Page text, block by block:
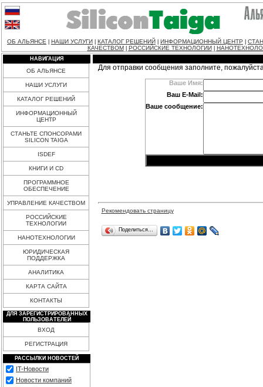
ОБ АЛЬЯНСЕ НАШИ УСЛУГИ КАТАЛОГ РЕШЕНИЙ ИНФОРМАЦИОННЫЙ ЦЕНТР
КАЧЕСТВОМ
РОССИЙСКИЕ ТЕХНОЛОГИИ
НАВИГАЦИЯ
ОБ АЛЬЯНСЕ
НАШИ УСЛУГИ
КАТАЛОГ РЕШЕНИЙ
ИНФОРМАЦИОННЫЙ
ЦЕНТР
СТАНЬТЕ СПОНСОРАМИ
SILICON TAIGA
ISDEF
КНИГИ И CD
ПРОГРАММНОЕ
ОБЕСПЕЧЕНИЕ
УПРАВЛЕНИЕ КАЧЕСТВОМ
РОССИЙСКИЕ
ТЕХНОЛОГИИ
НАНОТЕХНОЛОГИИ
ЮРИДИЧЕСКАЯ
ПОДДЕРЖКА
АНАЛИТИКА
КАРТА САЙТА
КОНТАКТЫ
ДЛЯ ЗАРЕГИСТРИРОВАННЫХ
ПОЛЬЗОВАТЕЛЕЙ
ВХОД
РЕГИСТРАЦИЯ
РАССЫЛКИ НОВОСТЕЙ
IT-Новости
Новости компаний
Для отправки сообщения заполните,
Ваше Имя:
Ваш E-Mail:
Ваше сообщение:
Рекомендовать страницу
Поделиться…